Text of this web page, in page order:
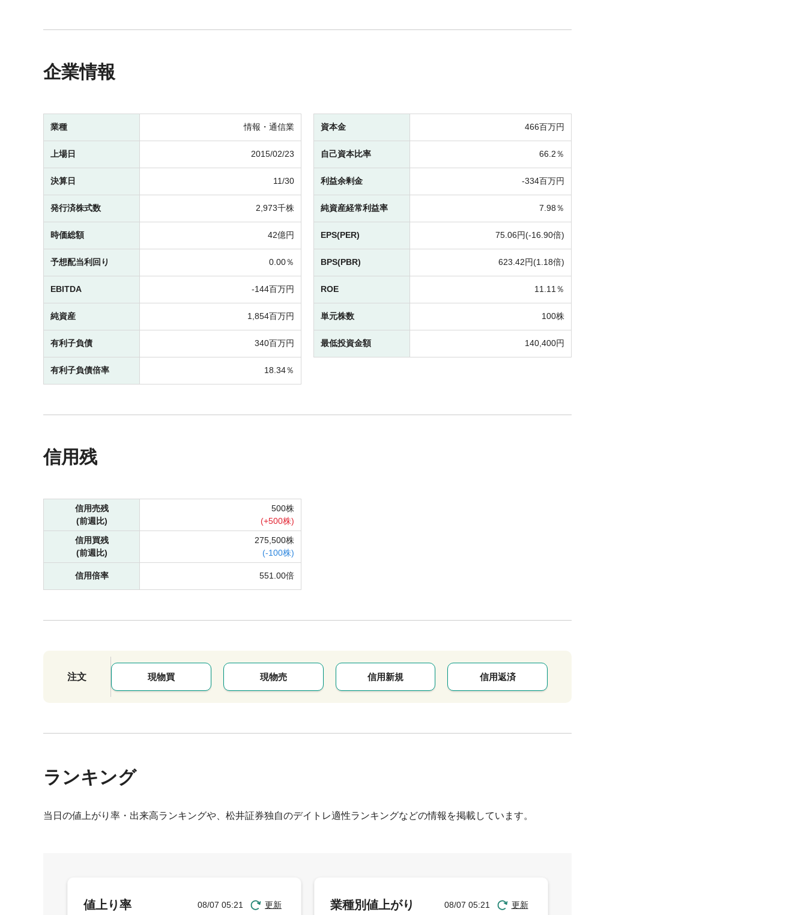
企業情報
業種 情報・通信業
上場日 2015/02/23
決算日 11/30
発行済株式数 2,973千株
時価総額 42億円
予想配当利回り 0.00％
EBITDA -144百万円
純資産 1,854百万円
有利子負債 340百万円
有利子負債倍率 18.34％
資本金 466百万円
自己資本比率 66.2％
利益余剰金 -334百万円
純資産経常利益率 7.98％
EPS(PER) 75.06円(-16.90倍)
BPS(PBR) 623.42円(1.18倍)
ROE 11.11％
単元株数 100株
最低投資金額 140,400円
信用残
信用売残
(前週比)
500株
(+500株)
信用買残
(前週比)
275,500株
(-100株)
信用倍率 551.00倍
注文 現物買 現物売 信用新規 信用返済
ランキング
当日の値上がり率・出来高ランキングや、松井証券独自のデイトレ適性ランキングなどの情報を掲載しています。